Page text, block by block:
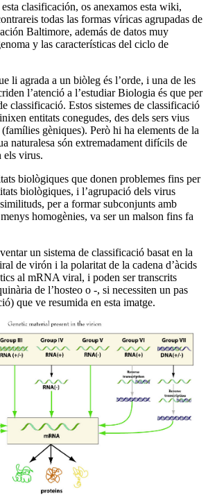
clasificación, os anexamos esta wiki,
todas las formas víricas agrupadas de
Baltimore, además de datos muy
y las características del ciclo de
li agrada a un biòleg és l’orde, i una de les
l’atenció a l’estudiar Biologia és que per
classificació. Estos sistemes de classificació
entitats conegudes, des dels sers vius
gèniques). Però hi ha elements de la
naturalesa són extremadament difícils de
els virus.
biològiques que donen problemes fins per
biològiques, i l’agrupació dels virus
similituds, per a formar subconjunts amb
homogènies, va ser un malson fins fa
un sistema de classificació basat en la
de virón i la polaritat de la cadena d’àcids
al mRNA viral, i poden ser transcrits
de l’hosteo o -, si necessiten un pas
que ve resumida en esta imatge.